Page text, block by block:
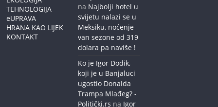
TEHNOLOGIJA
eUPRAVA
HRANA KAO LIJEK
KONTAKT
na Najbolji hotel u
svijetu nalazi se u
Meksiku, noćenje
van sezone od 319
dolara pa naviše !
Ko je Igor Dodik,
koji je u Banjaluci
ugostio Donalda
Trampa Mlađeg? -
Politički.rs na Igor